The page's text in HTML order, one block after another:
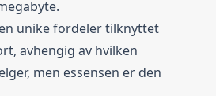
unike fordeler tilknyttet
avhengig av hvilken
men essensen er den